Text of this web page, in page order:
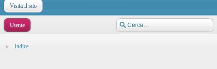
Visita il sito
Utente
Indice